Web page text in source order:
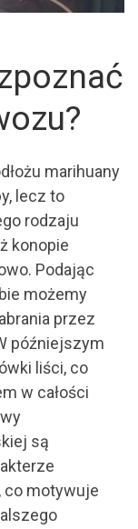
marihuany
lecz to
rodzaju
konopie
Podając
możemy
przez
późniejszym
liści, co
w całości
są
co motywuje